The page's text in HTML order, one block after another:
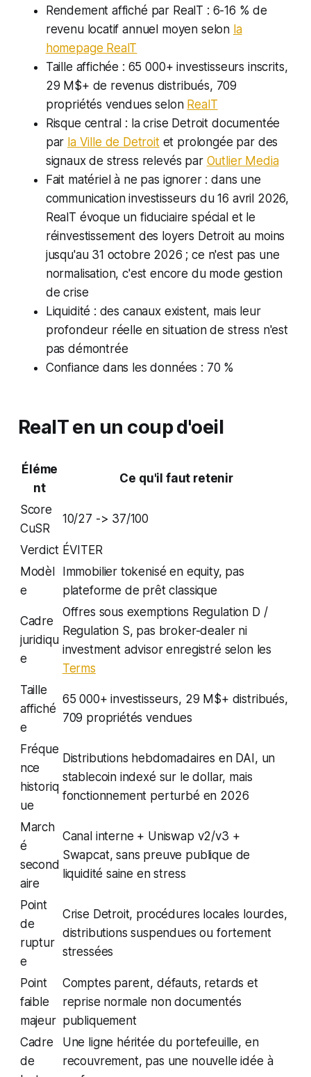
Rendement affiché par RealT : 6-16 % de
revenu locatif annuel moyen selon la
homepage RealT
Taille affichée : 65 000+ investisseurs inscrits,
29 M$+ de revenus distribués, 709
propriétés vendues selon RealT
Risque central : la crise Detroit documentée
par la Ville de Detroitet prolongée par des
signaux de stress relevés par Outlier Media
Fait matériel à ne pas ignorer : dans une
communication investisseurs du 16 avril 2026,
RealT évoque un fiduciaire spécial et le
réinvestissement des loyers Detroit au moins
jusqu'au 31 octobre 2026 ; ce n'est pas une
normalisation, c'est encore du mode gestion
de crise
Liquidité : des canaux existent, mais leur
profondeur réelle en situation de stress n'est
pas démontrée
Confiance dans les données : 70 %
RealT en un coup d'oeil
Éléme
nt
Ce qu'il faut retenir
Score
CuSR
10/27 -> 37/100
Verdict ÉVITER
Modèl
e
Immobilier tokenisé en equity, pas
plateforme de prêt classique
Cadre
juridiqu
e
Offres sous exemptions Regulation D /
Regulation S, pas broker-dealer ni
investment advisor enregistré selon les
Terms
Taille
affiché
e
65 000+ investisseurs, 29 M$+ distribués,
709 propriétés vendues
Fréque
nce
historiq
ue
Distributions hebdomadaires en DAI, un
stablecoin indexé sur le dollar, mais
fonctionnement perturbé en 2026
March
é
second
aire
Canal interne + Uniswap v2/v3 +
Swapcat, sans preuve publique de
liquidité saine en stress
Point
de
ruptur
e
Crise Detroit, procédures locales lourdes,
distributions suspendues ou fortement
stressées
Point
faible
majeur
Comptes parent, défauts, retards et
reprise normale non documentés
publiquement
Cadre
de
Une ligne héritée du portefeuille, en
recouvrement, pas une nouvelle idée à